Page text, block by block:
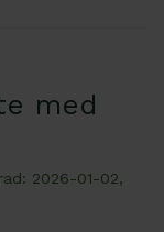
med
2026-01-02,